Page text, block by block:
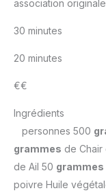
association
30 minutes
20 minutes
€€
Ingrédients
personnes 500
grammes de Chair
de Ail 50 grammes
poivre Huile